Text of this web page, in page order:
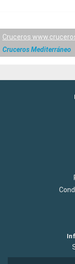
Cruceros
Cruceros Mediterráneo